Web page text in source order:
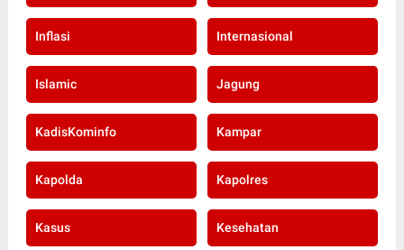
Inflasi Internasional
Islamic Jagung
KadisKominfo Kampar
Kapolda Kapolres
Kasus Kesehatan